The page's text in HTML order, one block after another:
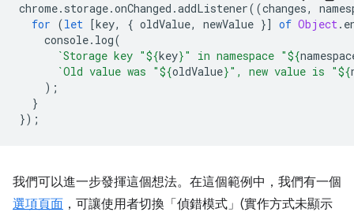
chrome. storage.onChanged .addListener((changes,
for (let [key, { oldValue, newValue }] of Object.
console. log(
`Storage key "${key}" in namespace "${
`Old value was "${oldValue}", new value is "${
);
}
});
我們可以進一步發揮這個想法。在這個範例中，我們有一個
選項頁面 ，可讓使用者切換「偵錯模式」(實作方式未顯示